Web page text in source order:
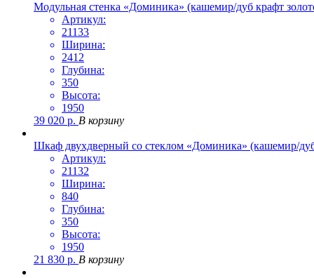
Модульная стенка «Доминика» (кашемир/дуб крафт
Артикул:
21133
Ширина:
2412
Глубина:
350
Высота:
1950
39 020 р. В корзину
Шкаф двухдверный со стеклом «Доминика» (кашемир/
Артикул:
21132
Ширина:
840
Глубина:
350
Высота:
1950
21 830 р. В корзину